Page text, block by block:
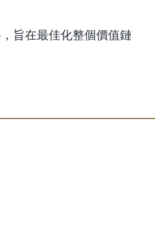
旨在最佳化整個價值鏈